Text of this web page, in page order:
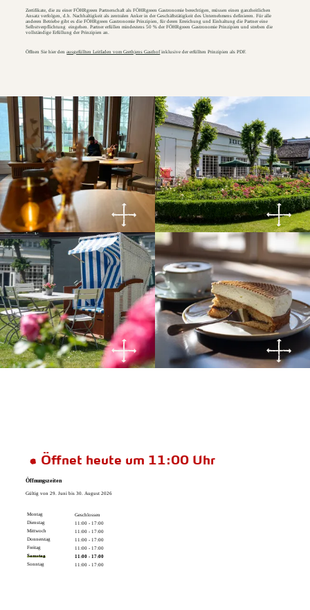
Zertifikate, die zu einer FÖHRgreen Partnerschaft als FÖHRgreen Gastronomie berechtigen, müssen einen ganzheitlichen
Ansatz verfolgen, d.h. Nachhaltigkeit als zentralen Anker in der Geschäftstätigkeit des Unternehmens definieren. Für alle
anderen Betriebe gibt es die FÖHRgreen Gastronomie Prinzipien, für deren Erreichung und Einhaltung die Partner eine
Selbstverpflichtung eingehen. Partner erfüllen mindestens 50 % der FÖHRgreen Gastronomie Prinzipien und streben die
vollständige Erfüllung der Prinzipien an.
Öffnen Sie hier denausgefüllten Leitfaden vom Grethjens Gasthofinklusive der erfüllten Prinzipien als PDF.
Öffnet heute um 11:00 Uhr
Öffnungszeiten
Gültig von 29. Juni bis 30. August 2026
Montag
Geschlossen
Dienstag
11:00 - 17:00
Mittwoch
11:00 - 17:00
Donnerstag
11:00 - 17:00
Freitag
11:00 - 17:00
Samstag
11:00 - 17:00
Sonntag
11:00 - 17:00